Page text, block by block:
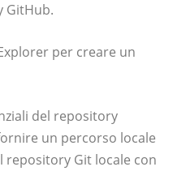
GitHub.
del repository
un percorso locale
Git locale con